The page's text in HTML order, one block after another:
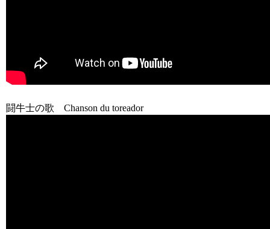
闘牛士の歌 Chanson du toreador